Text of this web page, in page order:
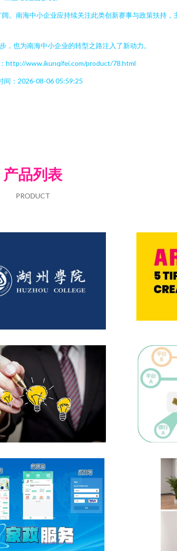
。南海中小企业应持续关注此类创新赛事与政策扶持
也为南海中小企业的转型之路注入了新动力。
http://www.ikunqifei.com/product/78.html
间：2026-08-06 05:59:25
产品列表
PRODUCT